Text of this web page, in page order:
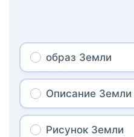
образ Земли
Описание Земли
Рисунок Земли